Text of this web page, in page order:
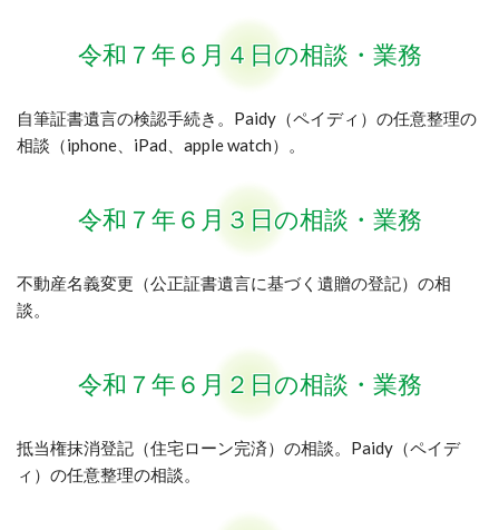
令和７年６月４日の相談・業務
自筆証書遺言の検認手続き。Paidy（ペイディ）の任意整理の
相談（iphone、iPad、apple watch）。
令和７年６月３日の相談・業務
不動産名義変更（公正証書遺言に基づく遺贈の登記）の相
談。
令和７年６月２日の相談・業務
抵当権抹消登記（住宅ローン完済）の相談。Paidy（ペイデ
ィ）の任意整理の相談。